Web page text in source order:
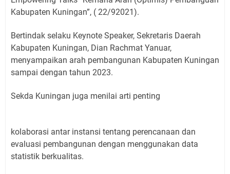
Kabupaten Kuningan”, ( 22/92021).
Bertindak selaku Keynote Speaker, Sekretaris Daerah
Kabupaten Kuningan, Dian Rachmat Yanuar,
menyampaikan arah pembangunan Kabupaten Kuningan
sampai dengan tahun 2023.
Sekda Kuningan juga menilai arti penting
kolaborasi antar instansi tentang perencanaan dan
evaluasi pembangunan dengan menggunakan data
statistik berkualitas.